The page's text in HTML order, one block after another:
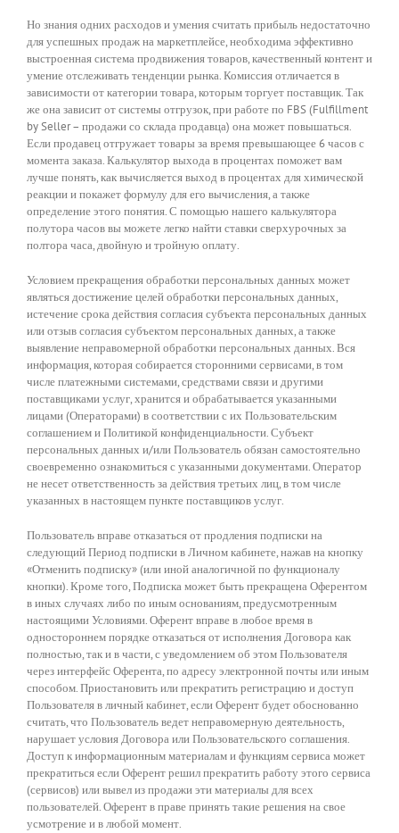
Но знания одних расходов и умения считать прибыль недостаточно
для успешных продаж на маркетплейсе, необходима эффективно
выстроенная система продвижения товаров, качественный контент и
умение отслеживать тенденции рынка. Комиссия отличается в
зависимости от категории товара, которым торгует поставщик. Так
же она зависит от системы отгрузок, при работе по FBS (Fulfillment
by Seller – продажи со склада продавца) она может повышаться.
Если продавец отгружает товары за время превышающее 6 часов с
момента заказа. Калькулятор выхода в процентах поможет вам
лучше понять, как вычисляется выход в процентах для химической
реакции и покажет формулу для его вычисления, а также
определение этого понятия. С помощью нашего калькулятора
полутора часов вы можете легко найти ставки сверхурочных за
полтора часа, двойную и тройную оплату.
Условием прекращения обработки персональных данных может
являться достижение целей обработки персональных данных,
истечение срока действия согласия субъекта персональных данных
или отзыв согласия субъектом персональных данных, а также
выявление неправомерной обработки персональных данных. Вся
информация, которая собирается сторонними сервисами, в том
числе платежными системами, средствами связи и другими
поставщиками услуг, хранится и обрабатывается указанными
лицами (Операторами) в соответствии с их Пользовательским
соглашением и Политикой конфиденциальности. Субъект
персональных данных и/или Пользователь обязан самостоятельно
своевременно ознакомиться с указанными документами. Оператор
не несет ответственность за действия третьих лиц, в том числе
указанных в настоящем пункте поставщиков услуг.
Пользователь вправе отказаться от продления подписки на
следующий Период подписки в Личном кабинете, нажав на кнопку
«Отменить подписку» (или иной аналогичной по функционалу
кнопки). Кроме того, Подписка может быть прекращена Оферентом
в иных случаях либо по иным основаниям, предусмотренным
настоящими Условиями. Оферент вправе в любое время в
одностороннем порядке отказаться от исполнения Договора как
полностью, так и в части, с уведомлением об этом Пользователя
через интерфейс Оферента, по адресу электронной почты или иным
способом. Приостановить или прекратить регистрацию и доступ
Пользователя в личный кабинет, если Оферент будет обоснованно
считать, что Пользователь ведет неправомерную деятельность,
нарушает условия Договора или Пользовательского соглашения.
Доступ к информационным материалам и функциям сервиса может
прекратиться если Оферент решил прекратить работу этого сервиса
(сервисов) или вывел из продажи эти материалы для всех
пользователей. Оферент в праве принять такие решения на свое
усмотрение и в любой момент.